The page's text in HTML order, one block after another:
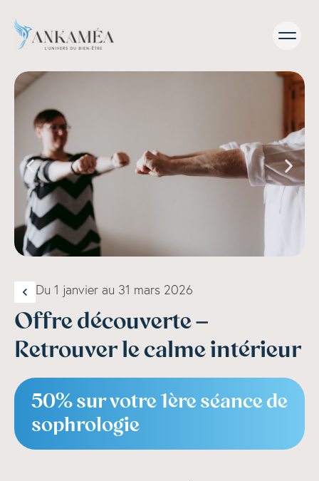
Du 1 janvier au 31 mars 2026
Offre découverte –
Retrouver le calme intérieur
50% sur votre 1ère séance de
sophrologie